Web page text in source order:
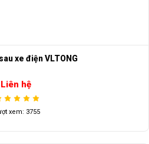
xe điện VLTONG
Liên hệ
xem: 3755